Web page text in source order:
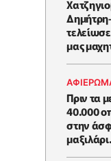
μας
Πριν τα
40.000
στην